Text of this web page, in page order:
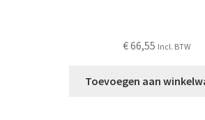
€66,55 Incl. BTW
Toevoegen aan